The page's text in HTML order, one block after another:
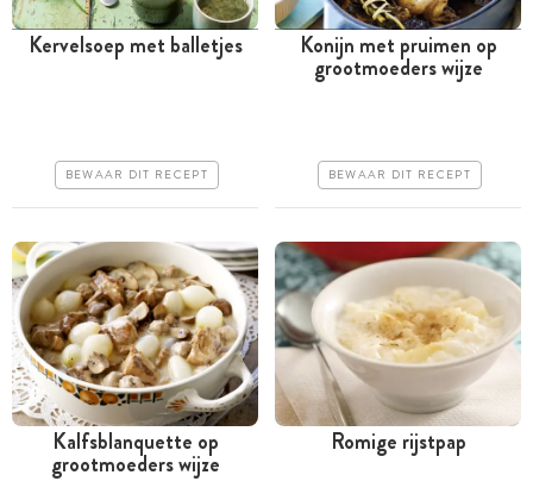
Kervelsoep met balletjes
BEWAAR DIT RECEPT
Minder dan 30 minuten
Erg makkelijk
Konijn met pruimen op
grootmoeders wijze
BEWAAR DIT RECEPT
Tussen 30 minuten en 1
Kalfsblanquette op
grootmoeders wijze
Romige rijstpap